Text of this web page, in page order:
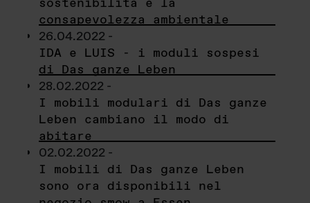
consapevolezza ambientale
26.04.2022 -
IDA e LUIS - i moduli sospesi
di Das ganze Leben
28.02.2022 -
I mobili modulari di Das ganze
Leben cambiano il modo di
abitare
02.02.2022 -
I mobili di Das ganze Leben
sono ora disponibili nel